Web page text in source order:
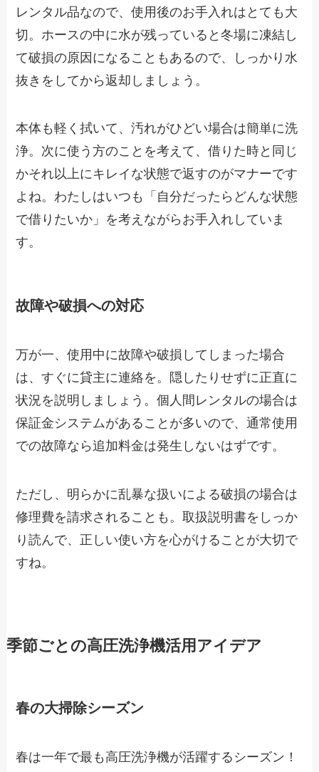
レンタル品なので、使用後のお手入れはとても大
切。ホースの中に水が残っていると冬場に凍結し
て破損の原因になることもあるので、しっかり水
抜きをしてから返却しましょう。
本体も軽く拭いて、汚れがひどい場合は簡単に洗
浄。次に使う方のことを考えて、借りた時と同じ
かそれ以上にキレイな状態で返すのがマナーです
よね。わたしはいつも「自分だったらどんな状態
で借りたいか」を考えながらお手入れしていま
す。
故障や破損への対応
万が一、使用中に故障や破損してしまった場合
は、すぐに貸主に連絡を。隠したりせずに正直に
状況を説明しましょう。個人間レンタルの場合は
保証金システムがあることが多いので、通常使用
での故障なら追加料金は発生しないはずです。
ただし、明らかに乱暴な扱いによる破損の場合は
修理費を請求されることも。取扱説明書をしっか
り読んで、正しい使い方を心がけることが大切で
すね。
季節ごとの高圧洗浄機活用アイデア
春の大掃除シーズン
春は一年で最も高圧洗浄機が活躍するシーズン！